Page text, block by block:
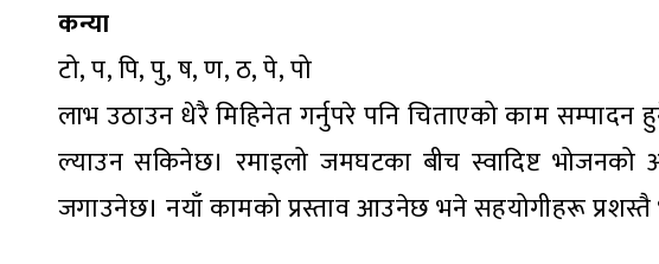
कन्या
टो, प, पि, पु, ष, ण, ठ, पे, पो
लाभ उठाउन धेरै मिहिनेत गर्नुपरे पनि चिताएको काम सम्पादन
ल्याउन सकिनेछ। रमाइलो जमघटका बीच स्वादिष्ट
जगाउनेछ। नयाँ कामको प्रस्ताव आउनेछ भने सहयोगीहरू